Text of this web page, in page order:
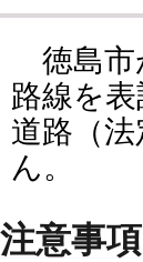
徳島市
路線を
道路（
ん。
注意事項